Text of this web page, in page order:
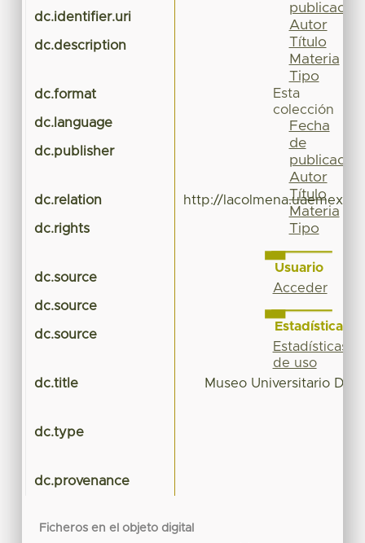
dc.identifier.uri
dc.description
dc.format
dc.language
dc.publisher
dc.relation http://
dc.rights
dc.source
dc.source
dc.source
dc.title Museo Universitario Dr.
dc.type
dc.provenance
Ficheros en el objeto digital
publicación
Autor
Título
Materia
Tipo
Esta
colección
Fecha
de
publicación
Autor
Título
Materia
Tipo
Usuario
Acceder
Estadísticas
Estadísticas
de uso